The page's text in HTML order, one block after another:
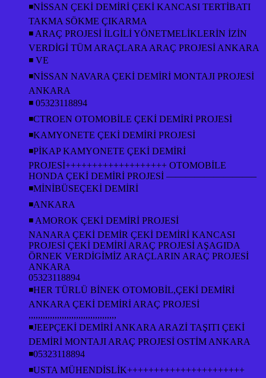
◾NİSSAN ÇEKİ DEMİRİ ÇEKİ KANCASI TERTİBATI
TAKMA SÖKME ÇIKARMA
◾ ARAÇ PROJESİ İLGİLİ YÖNETMELİKLERİN İZİN
VERDİGİ TÜM ARAÇLARA ARAÇ PROJESİ ANKARA
◾ VE
◾NİSSAN NAVARA ÇEKİ DEMİRİ MONTAJI PROJESİ
ANKARA
◾ 05323118894
◾CTROEN OTOMOBİLE ÇEKİ DEMİRİ PROJESİ
◾KAMYONETE ÇEKİ DEMİRİ PROJESİ
◾PİKAP KAMYONETE ÇEKİ DEMİRİ
PROJESİ+++++++++++++++++++ OTOMOBİLE
HONDA ÇEKİ DEMİRİ PROJESİ —————————–
◾MİNİBÜSEÇEKİ DEMİRİ
◾ANKARA
◾ AMOROK ÇEKİ DEMİRİ PROJESİ
NANARA ÇEKİ DEMİR ÇEKİ DEMİRİ KANCASI
PROJESİ ÇEKİ DEMİRİ ARAÇ PROJESİ AŞAGIDA
ÖRNEK VERDİGİMİZ ARAÇLARIN ARAÇ PROJESİ
ANKARA
05323118894
◾HER TÜRLÜ BİNEK OTOMOBİL,ÇEKİ DEMİRİ
ANKARA ÇEKİ DEMİRİ ARAÇ PROJESİ
,,,,,,,,,,,,,,,,,,,,,,,,,,,,,,,,,,,,,
◾JEEPÇEKİ DEMİRİ ANKARA ARAZİ TAŞITI ÇEKİ
DEMİRİ MONTAJI ARAÇ PROJESİ OSTİM ANKARA
◾05323118894
◾USTA MÜHENDİSLİK++++++++++++++++++++++